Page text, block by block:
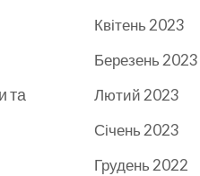
та
Квітень 2023
Березень 2023
Лютий 2023
Січень 2023
Грудень 2022